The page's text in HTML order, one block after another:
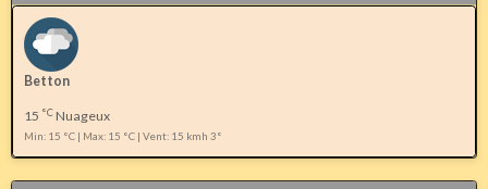
Betton
15 °CNuageux
Min: 15 °C | Max: 15 °C | Vent: 15 kmh 3°